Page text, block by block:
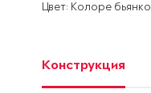
Цвет: Колоре бьянко
Конструкция